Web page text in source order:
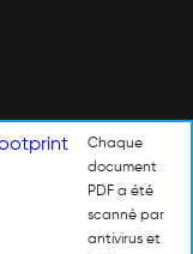
Chaque
document
PDF a été
scanné par
antivirus et